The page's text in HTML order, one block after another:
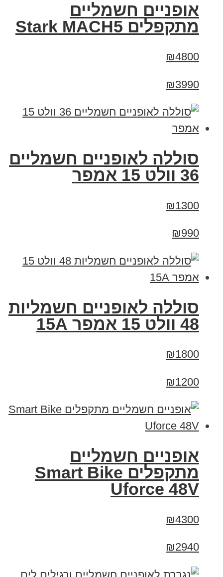
‏אופניים חשמליים
‏מתקפלים Stark MACH5
₪4800
₪3990
סוללה לאופניים חשמליים
36 וולט 15 אמפר
₪1300
₪990
סוללה לאופניים חשמליות
48 וולט 15 אמפר 15A
₪1800
₪1200
אופניים חשמליים
מתקפלים Smart Bike
Uforce 48V
₪4300
₪2940